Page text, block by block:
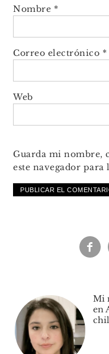
Nombre *
Correo electrónico *
Web
Guarda mi nombre,
este navegador

Mi
en